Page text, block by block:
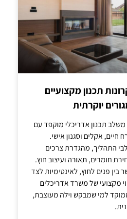
תכנון מקצועיים
יוקרתית
משלב תכנון אדריכלי מוקפד עם
אקלים וסגנון אישי.
התהליך, מהגדרת צרכים
חומרים, תאורה ועיצוב חוץ.
בין פנים לחוץ, לאינטימיות לצד
מקצועי של משרד אדריכלים
למי שמבקש וילה מעוצבת,